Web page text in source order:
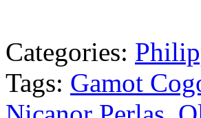
Categories:
Tags: Gamot